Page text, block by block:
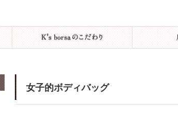
女子的ボディバッグ